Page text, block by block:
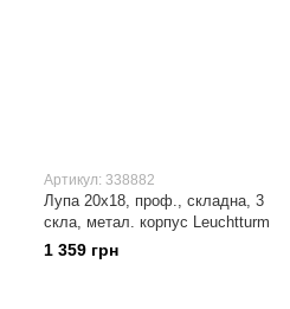
Артикул: 338882
Лупа 20x18, проф., складна, 3
скла, метал. корпус Leuchtturm
1 359 грн